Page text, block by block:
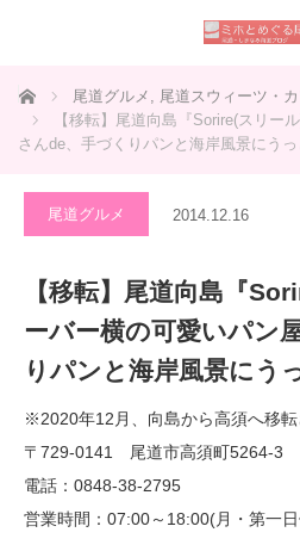
ホーム 尾道グルメ , 尾道スウィーツ・
【移転】尾道向島『Sorire(スリー
さんde、手づくりパンと海岸風景にうっ
尾道グルメ 2014.12.16
【移転】尾道向島『
ーバー横の可愛いパン
りパンと海岸風景にう
※2020年12月、向島から高須へ移
〒729-0141 尾道市高須町5264-3
電話：0848-38-2795
営業時間：07:00～18:00(月・第一